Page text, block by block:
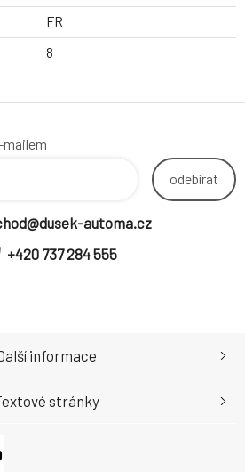
FR
8
mailem
odebírat
automa.cz
+420 737 284 555
informace
stránky